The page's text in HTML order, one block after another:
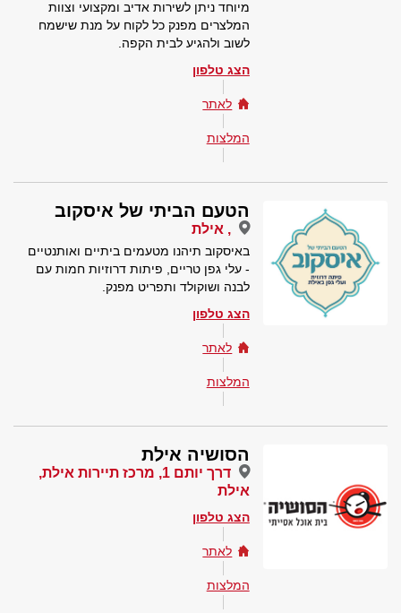
מיוחד ניתן לשירות אדיב ומקצועי וצוות
המלצרים מפנק כל לקוח על מנת שישמח
לשוב ולהגיע לבית הקפה.
הצג טלפון
לאתר
המלצות
הטעם הביתי של איסקוב
, אילת
באיסקוב תיהנו מטעמים ביתיים ואותנטיים
- עלי גפן טריים, פיתות דרוזיות חמות עם
לבנה ושוקולד ותפריט מפנק.
הצג טלפון
לאתר
המלצות
הסושיה אילת
דרך יותם 1, מרכז תיירות אילת,
אילת
הצג טלפון
לאתר
המלצות